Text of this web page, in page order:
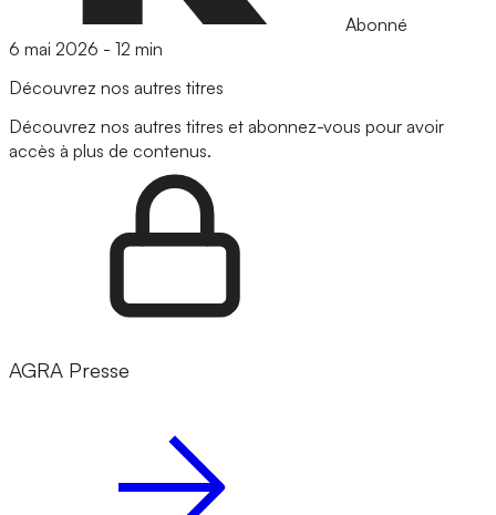
Abonné
6 mai 2026 - 12 min
Découvrez nos autres titres
Découvrez nos autres titres et abonnez-vous pour avoir
accès à plus de contenus.
AGRA Presse